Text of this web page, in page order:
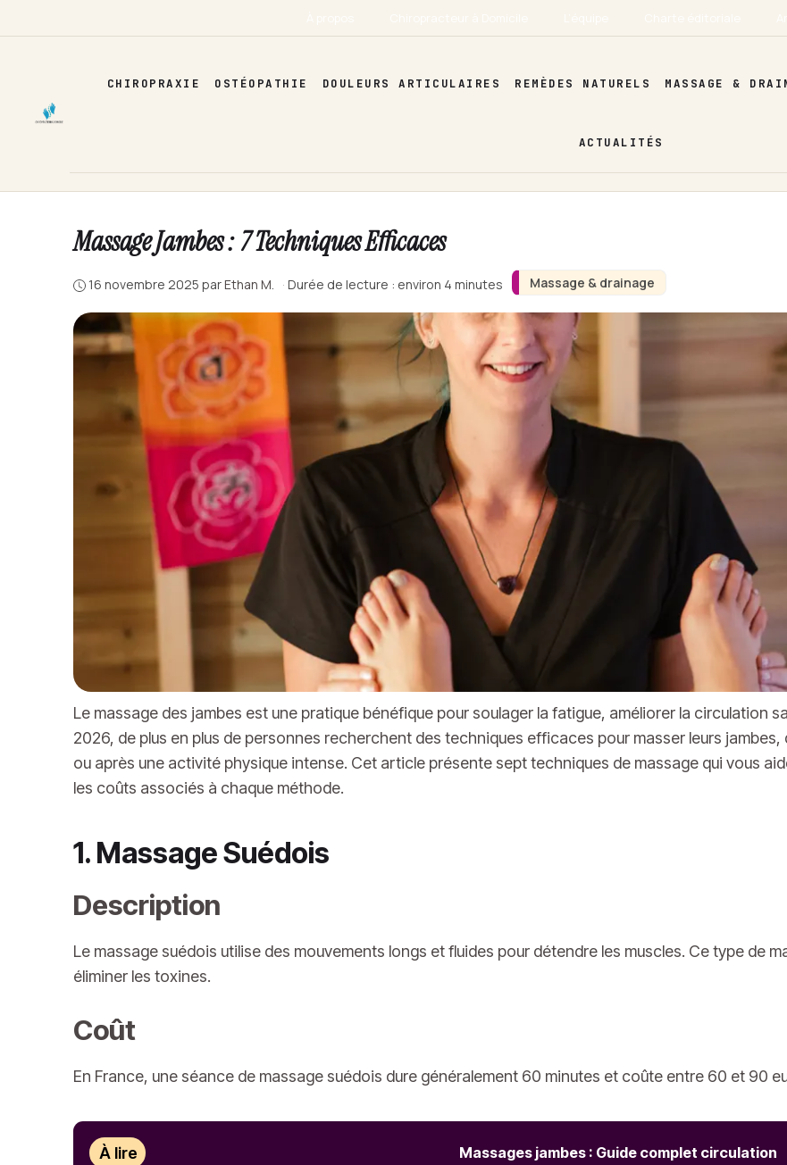
au
CHIROPRAXIE OSTÉOPATHIE DOULEURS ARTICULAIRES REMÈDES NATURELS MASSAGE &
ACTUALITÉS
Massage & drainage
Massage Jambes : 7 Techniques Efficaces
16 novembre 2025 parEthan M. · Durée de lecture : environ 4 minutes
Le massage des jambes est une pratique bénéfique pour soulager la fatigue, améliorer la circulation
2026, de plus en plus de personnes recherchent des techniques efficaces pour masser leurs
ou après une activité physique intense. Cet article présente sept techniques de massage qui vous
les coûts associés à chaque méthode.
1. Massage Suédois
Description
Le massage suédois utilise des mouvements longs et fluides pour détendre les muscles. Ce type de
éliminer les toxines.
Coût
En France, une séance de massage suédois dure généralement 60 minutes et coûte entre 60 et 90
À lire Massages jambes : Guide complet circulation